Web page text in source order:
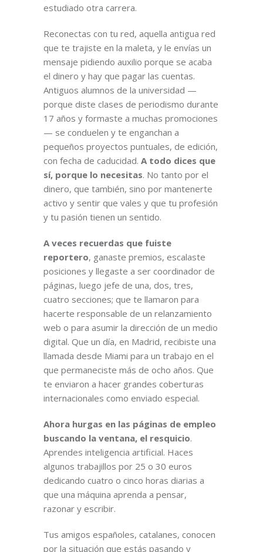
estudiado otra carrera.
Reconectas con tu red, aquella antigua red
que te trajiste en la maleta, y le envías un
mensaje pidiendo auxilio porque se acaba
el dinero y hay que pagar las cuentas.
Antiguos alumnos de la universidad —
porque diste clases de periodismo durante
17 años y formaste a muchas promociones
— se conduelen y te enganchan a
pequeños proyectos puntuales, de edición,
con fecha de caducidad. A todo dices que
sí, porque lo necesitas. No tanto por el
dinero, que también, sino por mantenerte
activo y sentir que vales y que tu profesión
y tu pasión tienen un sentido.
A veces recuerdas que fuiste
reportero, ganaste premios, escalaste
posiciones y llegaste a ser coordinador de
páginas, luego jefe de una, dos, tres,
cuatro secciones; que te llamaron para
hacerte responsable de un relanzamiento
web o para asumir la dirección de un medio
digital. Que un día, en Madrid, recibiste una
llamada desde Miami para un trabajo en el
que permaneciste más de ocho años. Que
te enviaron a hacer grandes coberturas
internacionales como enviado especial.
Ahora hurgas en las páginas de empleo
buscando la ventana, el resquicio.
Aprendes inteligencia artificial. Haces
algunos trabajillos por 25 o 30 euros
dedicando cuatro o cinco horas diarias a
que una máquina aprenda a pensar,
razonar y escribir.
Tus amigos españoles, catalanes, conocen
por la situación que estás pasando y